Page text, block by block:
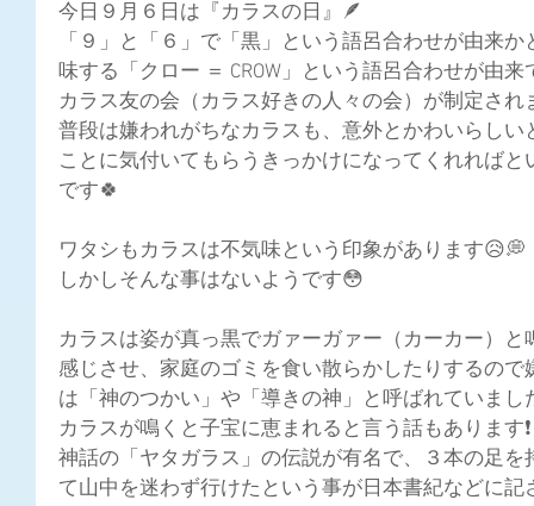
今日９月６日は『カラスの日』🪶
「９」と「６」で「黒」という語呂合わせが由来
味する「クロー ＝ CROW」という語呂合わせが由来
カラス友の会（カラス好きの人々の会）が制定され
普段は嫌われがちなカラスも、意外とかわいらし
ことに気付いてもらうきっかけになってくれれば
です🍀
ワタシもカラスは不気味という印象があります😥💭
しかしそんな事はないようです😳
カラスは姿が真っ黒でガァーガァー（カーカー）
感じさせ、家庭のゴミを食い散らかしたりするの
は「神のつかい」や「導きの神」と呼ばれていまし
カラスが鳴くと子宝に恵まれると言う話もあります❗
神話の「ヤタガラス」の伝説が有名で、３本の足
て山中を迷わず行けたという事が日本書紀などに記